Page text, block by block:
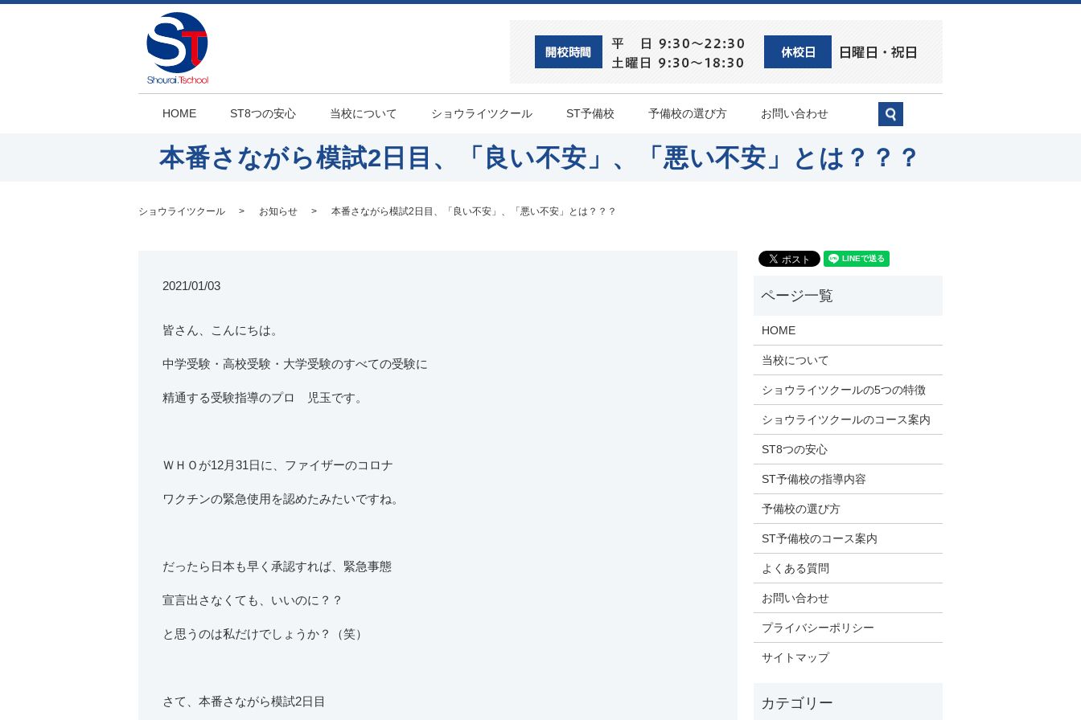
HOME ST8つの安心 当校について ショウライツクール ST予備校 予備校の選び方 お問い合わせ
search
本番さながら模試2日目、「良い不安」、「悪い不安」とは？？？
ショウライツクール お知らせ 本番さながら模試2日目、「良い不安」、「悪い不安」とは？？？
2021/01/03
皆さん、こんにちは。
中学受験・高校受験・大学受験のすべての受験に
精通する受験指導のプロ 児玉です。
ＷＨＯが12月31日に、ファイザーのコロナ
ワクチンの緊急使用を認めたみたいですね。
だったら日本も早く承認すれば、緊急事態
宣言出さなくても、いいのに？？
と思うのは私だけでしょうか？（笑）
さて、本番さながら模試2日目
HOME
当校について
ショウライツクールの5つの特徴
ショウライツクールのコース案内
ST8つの安心
ST予備校の指導内容
予備校の選び方
ST予備校のコース案内
よくある質問
お問い合わせ
プライバシーポリシー
サイトマップ